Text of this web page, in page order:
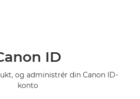
ID
og administrér din Canon ID-
konto